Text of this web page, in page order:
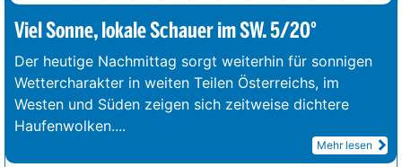
Viel Sonne, lokale Schauer im SW. 5/20°
Der heutige Nachmittag sorgt weiterhin für sonnigen
Wettercharakter in weiten Teilen Österreichs, im
Westen und Süden zeigen sich zeitweise dichtere
Haufenwolken....
Mehr lesen